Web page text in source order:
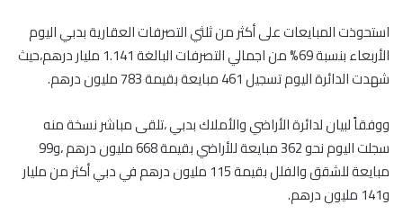
استحوذت المبايعات على أكثر من ثلثي التصرفات العقارية بدبي اليوم
الأربعاء بنسبة 69% من اجمالي التصرفات البالغة 1.141 مليار درهم،حيث
شهدت الدائرة اليوم تسجيل 461 مبايعة بقيمة 783 مليون درهم.
ووفقاً لبيان لدائرة الأراضي والأملاك بدبي ،تلقى مباشر نسخة منه
سجلت اليوم نحو 362 مبايعة للأراضي بقيمة 668 مليون درهم ،و99
مبايعة للشقق والفلل بقيمة 115 مليون درهم في دبي أكثر من مليار
و141 مليون درهم.